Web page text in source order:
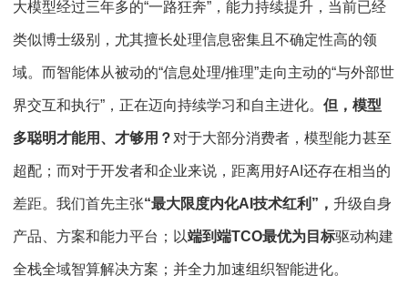
大模型经过三年多的“一路狂奔”，能力持续提升，当前已经
类似博士级别，尤其擅长处理信息密集且不确定性高的领
域。而智能体从被动的“信息处理/推理”走向主动的“与外部世
界交互和执行”，正在迈向持续学习和自主进化。 但，模型
多聪明才能用、才够用？ 对于大部分消费者，模型能力甚至
超配；而对于开发者和企业来说，距离用好AI还存在相当的
差距。我们首先主张“最大限度内化AI技术红利”， 升级自身
产品、方案和能力平台；以端到端TCO最优为目标驱动构建
全栈全域智算解决方案；并全力加速组织智能进化。